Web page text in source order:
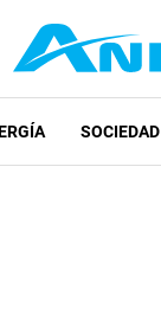
SOCIEDAD